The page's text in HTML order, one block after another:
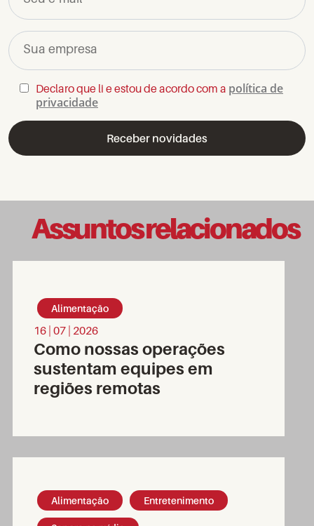
Sua empresa
Declaro que li e estou de acordo com a política de
privacidade
Assuntos relacionados
Alimentação
16 | 07 | 2026
Como nossas operações
sustentam equipes em
regiões remotas
Alimentação Entretenimento